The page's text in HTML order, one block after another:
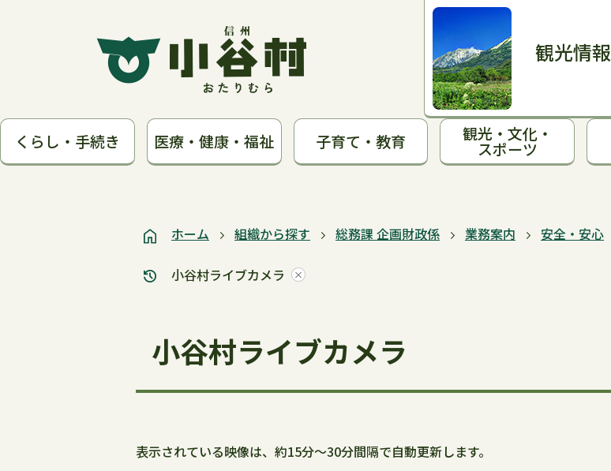
観光情報
くらし・手続き 医療・健康・福祉 子育て・教育 観光・文化・
スポーツ
ホーム 組織から探す 総務課 企画財政係 業務案内 安全・安心
小谷村ライブカメラ
小谷村ライブカメラ
表示されている映像は、約15分～30分間隔で自動更新します。